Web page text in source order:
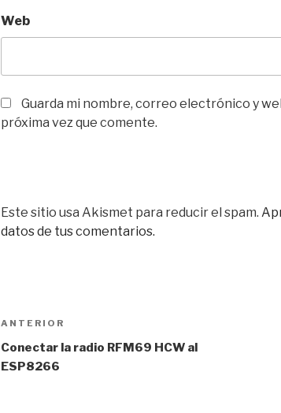
Web
Guarda mi nombre, correo electrónico y
próxima vez que comente.
Este sitio usa Akismet para reducir el spam.
datos de tus comentarios.
Navegación
de
entradas
Entrada
anterior:
ANTERIOR
Conectar la radio RFM69 HCW al
ESP8266